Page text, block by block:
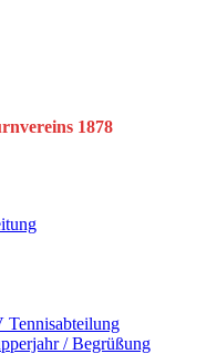
1878
Tennisabteilung
/ Begrüßung